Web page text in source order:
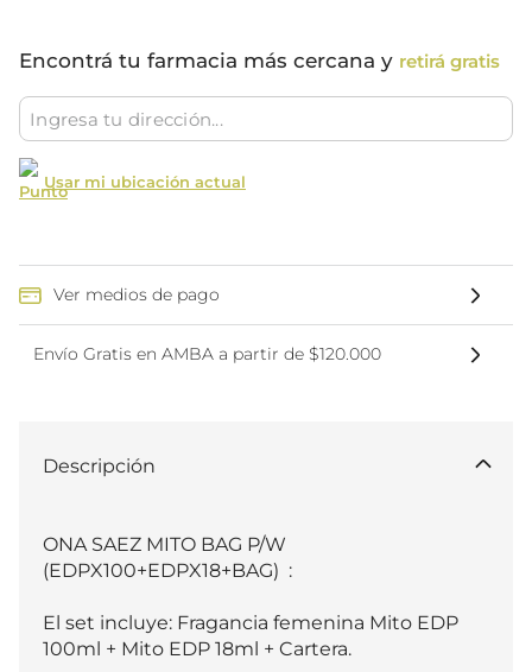
Encontrá tu farmacia más cercana y retirá gratis
Usar mi ubicación actual
Ver medios de pago
Envío Gratis en AMBA a partir de $120.000
Descripción
ONA SAEZ MITO BAG P/W
(EDPX100+EDPX18+BAG)  :
El set incluye: Fragancia femenina Mito EDP
100ml + Mito EDP 18ml + Cartera.